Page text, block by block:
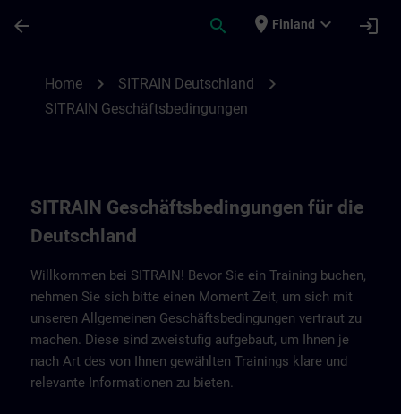
arrow_back search place Finland expand_more login
Home chevron_right SITRAIN Deutschland chevron_right
SITRAIN Geschäftsbedingungen
SITRAIN Geschäftsbedingungen für die
Deutschland
Willkommen bei SITRAIN! Bevor Sie ein Training buchen,
nehmen Sie sich bitte einen Moment Zeit, um sich mit
unseren Allgemeinen Geschäftsbedingungen vertraut zu
machen. Diese sind zweistufig aufgebaut, um Ihnen je
nach Art des von Ihnen gewählten Trainings klare und
relevante Informationen zu bieten.